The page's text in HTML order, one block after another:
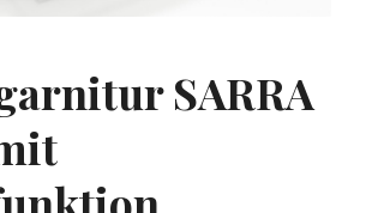
SARRA